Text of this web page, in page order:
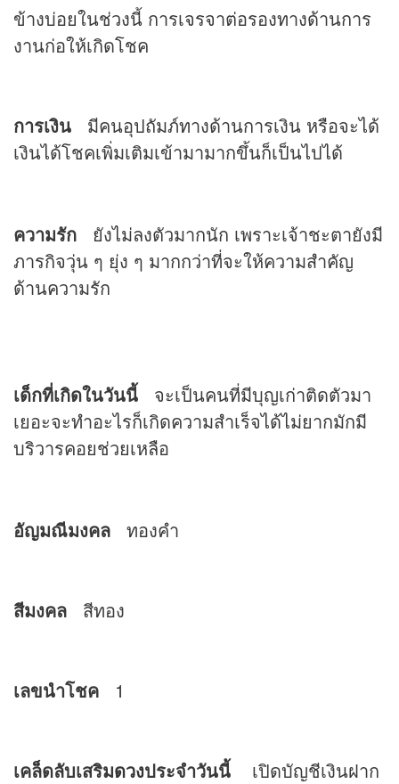
ข้างบ่อยในช่วงนี้ การเจรจาต่อรองทางด้านการ
งานก่อให้เกิดโชค
การเงิน
มีคนอุปถัมภ์ทางด้านการเงิน หรือจะได้
เงินได้โชคเพิ่มเติมเข้ามามากขึ้นก็เป็นไปได้
ความรัก ยังไม่ลงตัวมากนัก เพราะเจ้าชะตายังมี
ภารกิจวุ่น ๆ ยุ่ง ๆ มากกว่าที่จะให้ความสำคัญ
ด้านความรัก
เด็กที่เกิดในวันนี้ จะเป็นคนที่มีบุญเก่าติดตัวมา
เยอะจะทำอะไรก็เกิดความสำเร็จได้ไม่ยากมักมี
บริวารคอยช่วยเหลือ
อัญมณีมงคล ทองคำ
สีมงคล สีทอง
เลขนำโชค 1
เคล็ดลับเสริมดวงประจำวันนี้ เปิดบัญชีเงินฝาก